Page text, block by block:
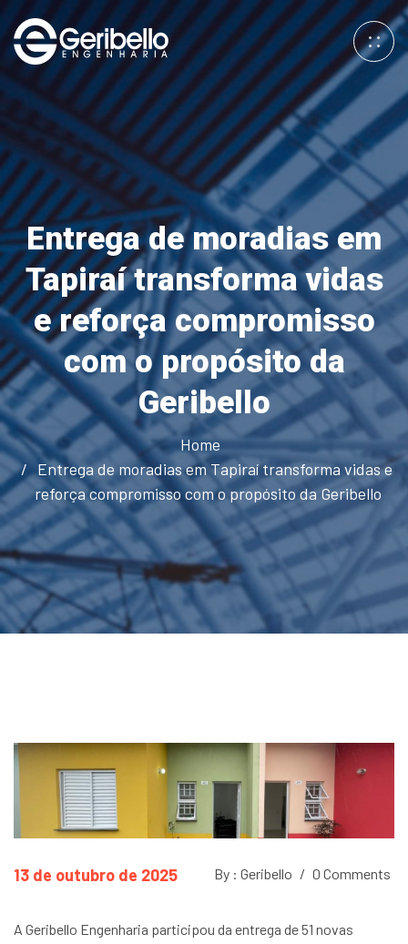
Entrega de moradias em
Tapiraí transforma vidas
e reforça compromisso
com o propósito da
Geribello
Home
Entrega de moradias em Tapiraí transforma vidas e
reforça compromisso com o propósito da Geribello
13 de outubro de 2025 By : Geribello / 0 Comments
A Geribello Engenharia participou da entrega de 51 novas